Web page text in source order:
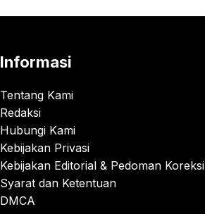
Informasi
Tentang Kami
Redaksi
Hubungi Kami
Kebijakan Privasi
Kebijakan Editorial & Pedoman Koreksi
Syarat dan Ketentuan
DMCA